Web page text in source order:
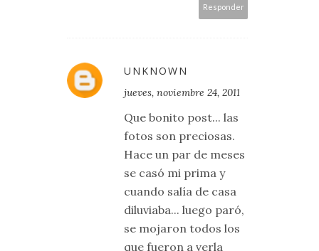
Responder
UNKNOWN
jueves, noviembre 24, 2011
Que bonito post... las
fotos son preciosas.
Hace un par de meses
se casó mi prima y
cuando salía de casa
diluviaba... luego paró,
se mojaron todos los
que fueron a verla